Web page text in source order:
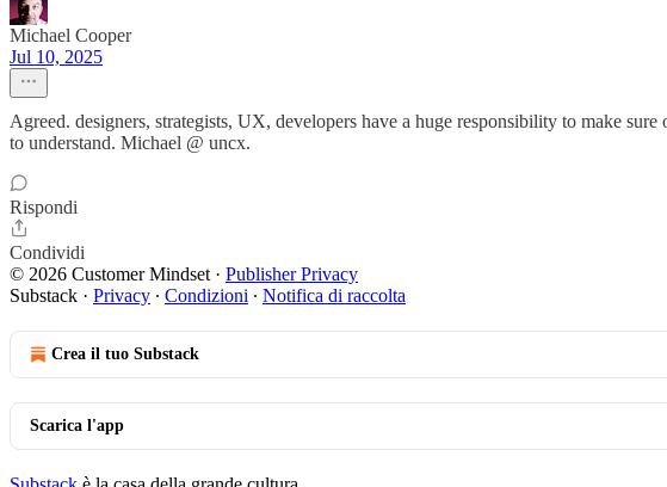
Michael Cooper
Jul 10, 2025
Agreed. designers, strategists, UX, developers have a huge responsibility to make
to understand. Michael @ uncx.
Rispondi
Condividi
© 2026 Customer Mindset · Publisher Privacy
Substack · Privacy ∙ Condizioni ∙ Notifica di raccolta
Crea il tuo Substack
Scarica l'app